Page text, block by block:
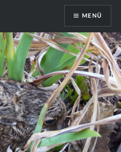
MENÜ